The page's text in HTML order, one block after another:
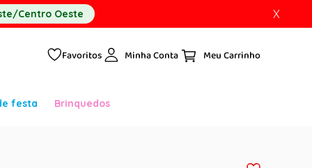
Centro Oeste X
Favoritos Minha Conta
festa Brinquedos